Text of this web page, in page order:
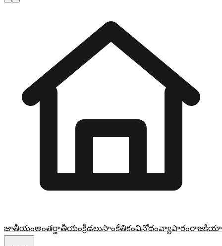
జాతీయంఅంతర్జాతీయంక్రీడలుసాంకేతికంవినోదంవ్యాపారం